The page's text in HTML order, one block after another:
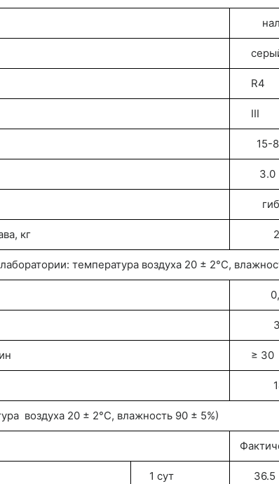
R4
III
15-
3.0
кг
температура воздуха 20 ± 2°С,
0,13
≥ 30
180
воздуха 20 ± 2°С, влажность 90 ± 5%)
1 сут 36.5